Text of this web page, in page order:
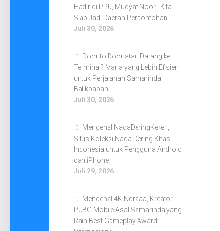
Hadir di PPU, Mudyat Noor : Kita
Siap Jadi Daerah Percontohan
Juli 30, 2026
Door to Door atau Datang ke
Terminal? Mana yang Lebih Efisien
untuk Perjalanan Samarinda–
Balikpapan
Juli 30, 2026
Mengenal NadaDeringKeren,
Situs Koleksi Nada Dering Khas
Indonesia untuk Pengguna Android
dan iPhone
Juli 29, 2026
Mengenal 4K Ndraaa, Kreator
PUBG Mobile Asal Samarinda yang
Raih Best Gameplay Award